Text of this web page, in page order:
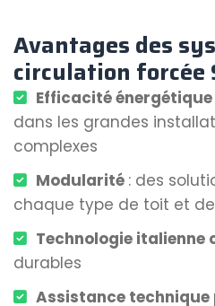
Avantages des
circulation forcée
Efficacité
dans les grandes
complexes
Modularité : des
chaque type de toit et
Technologie italienne
durables
Assistance technique